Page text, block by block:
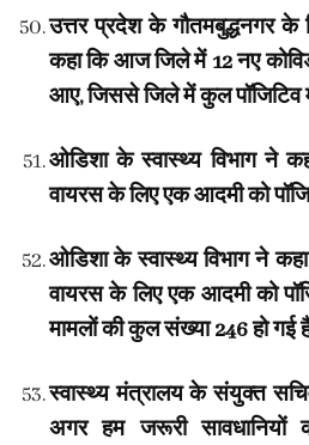
उत्तर प्रदेश के गौतमबुद्धनगर के
कहा कि आज जिले में 12 नए
आए, जिससे जिले में कुल पॉजिटिव
ओडिशा के स्वास्थ्य विभाग ने
वायरस के लिए एक आदमी को
ओडिशा के स्वास्थ्य विभाग ने
वायरस के लिए एक आदमी को
मामलों की कुल संख्या 246 हो गई
स्वास्थ्य मंत्रालय के संयुक्त
अगर हम जरूरी